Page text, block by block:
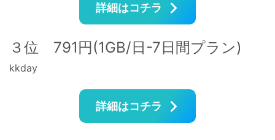
詳細はコチラ
３位 791円(1GB/日-7日間プラン)
kkday
詳細はコチラ